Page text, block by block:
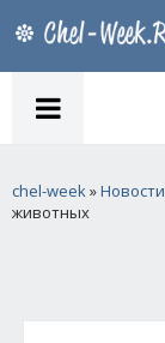
chel-week»Новости
животных